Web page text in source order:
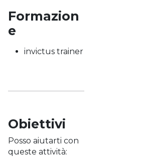
Formazion
e
invictus trainer
Obiettivi
Posso aiutarti con
queste attività: